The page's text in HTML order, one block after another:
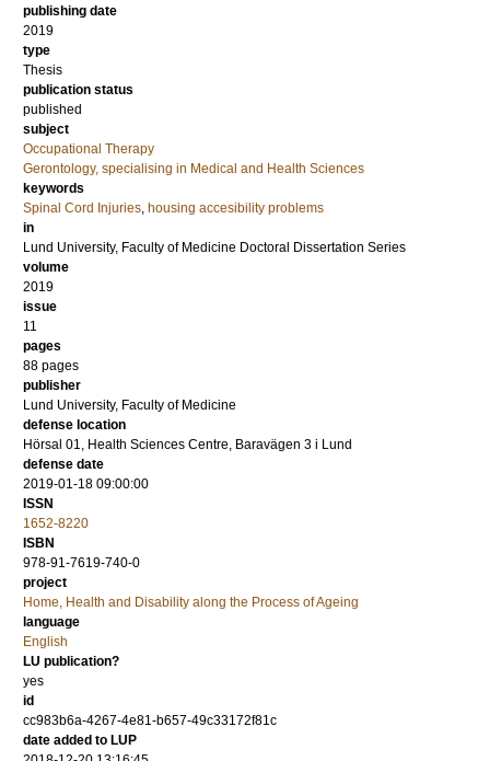
publishing date
2019
type
Thesis
publication status
published
subject
Occupational Therapy
Gerontology, specialising in Medical and Health Sciences
keywords
Spinal Cord Injuries, housing accesibility problems
in
Lund University, Faculty of Medicine Doctoral Dissertation Series
volume
2019
issue
11
pages
88 pages
publisher
Lund University, Faculty of Medicine
defense location
Hörsal 01, Health Sciences Centre, Baravägen 3 i Lund
defense date
2019-01-18 09:00:00
ISSN
1652-8220
ISBN
978-91-7619-740-0
project
Home, Health and Disability along the Process of Ageing
language
English
LU publication?
yes
id
cc983b6a-4267-4e81-b657-49c33172f81c
date added to LUP